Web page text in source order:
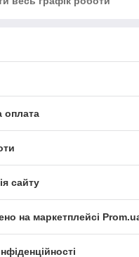
оплата
сайту
на маркетплейсі